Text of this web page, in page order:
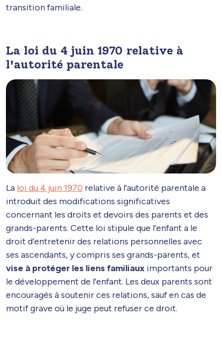
transition familiale.
La loi du 4 juin 1970 relative à
l'autorité parentale
La loi du 4 juin 1970 relative à l'autorité parentale a
introduit des modifications significatives
concernant les droits et devoirs des parents et des
grands-parents. Cette loi stipule que l'enfant a le
droit d’entretenir des relations personnelles avec
ses ascendants, y compris ses grands-parents, et
vise à protéger les liens familiaux importants pour
le développement de l'enfant. Les deux parents sont
encouragés à soutenir ces relations, sauf en cas de
motif grave où le juge peut refuser ce droit.